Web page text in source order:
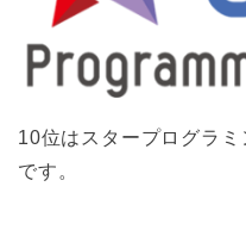
10位はスタープログラ
です。